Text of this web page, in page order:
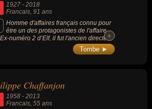
1927 - 2018
Francais, 91 ans
Homme d'affaires français connu pour
être un des protagonistes de l'affaire
numéro 2 d’Elf, il fut l'ancien directeur
affaires africaines de la compagnie
et avait été condamné en appel à
+
+
Tombe ►
Chaffanjon
1958 - 2013
Francais, 55 ans